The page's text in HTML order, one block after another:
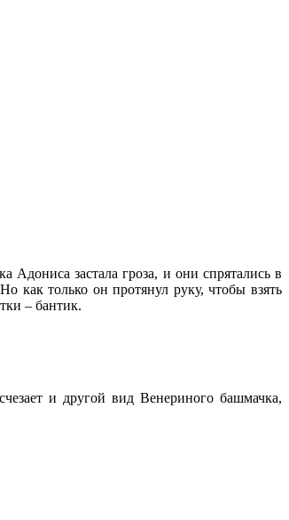
застала гроза, и они спрятались в
как только он протянул руку, чтобы взять
– бантик.
и другой вид Венериного башмачка,